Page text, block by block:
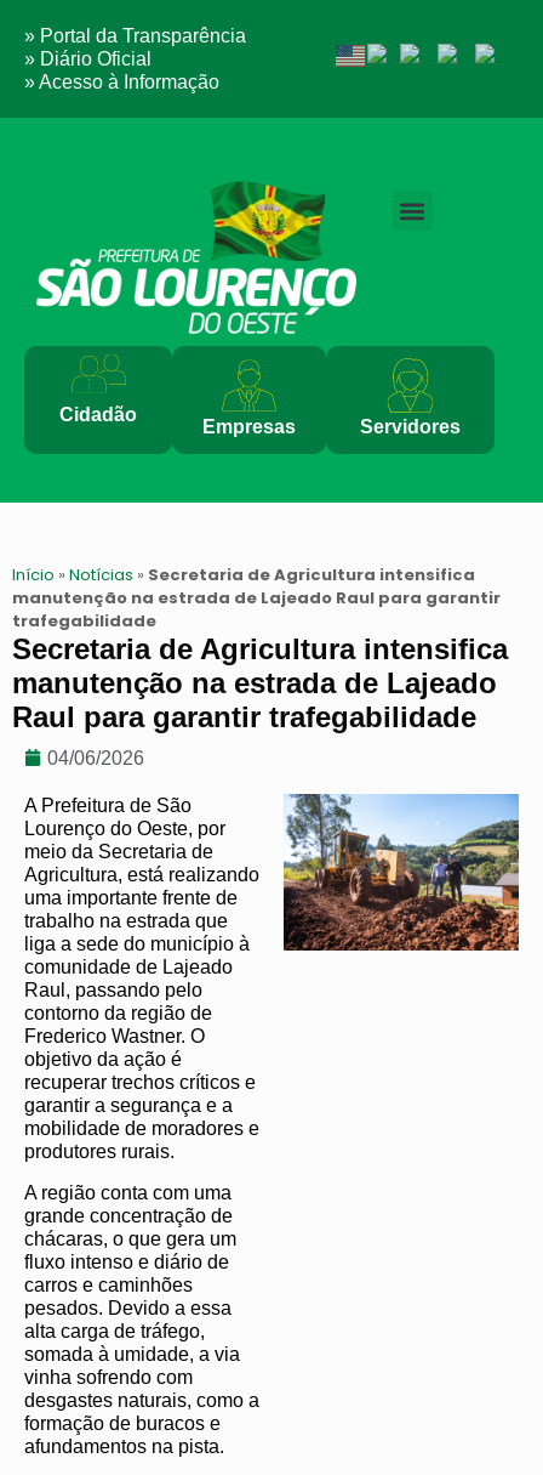
» Portal da Transparência
» Diário Oficial
» Acesso à Informação
Cidadão
Empresas Servidores
Início » Notícias » Secretaria de Agricultura intensifica
manutenção na estrada de Lajeado Raul para garantir
trafegabilidade
Secretaria de Agricultura intensifica
manutenção na estrada de Lajeado
Raul para garantir trafegabilidade
04/06/2026
A Prefeitura de São
Lourenço do Oeste, por
meio da Secretaria de
Agricultura, está realizando
uma importante frente de
trabalho na estrada que
liga a sede do município à
comunidade de Lajeado
Raul, passando pelo
contorno da região de
Frederico Wastner. O
objetivo da ação é
recuperar trechos críticos e
garantir a segurança e a
mobilidade de moradores e
produtores rurais.
A região conta com uma
grande concentração de
chácaras, o que gera um
fluxo intenso e diário de
carros e caminhões
pesados. Devido a essa
alta carga de tráfego,
somada à umidade, a via
vinha sofrendo com
desgastes naturais, como a
formação de buracos e
afundamentos na pista.